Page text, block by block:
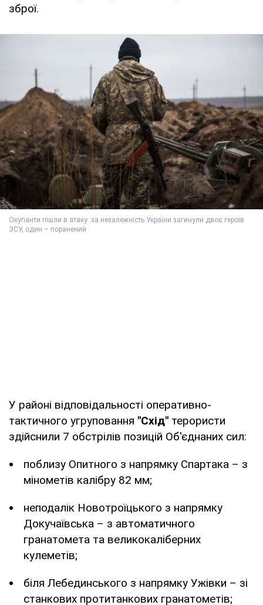
зброї.
У районі відповідальності оперативно-
тактичного угруповання "Схід" терористи
здійснили 7 обстрілів позицій Об'єднаних сил:
поблизу Опитного з напрямку Спартака – з
мінометів калібру 82 мм;
неподалік Новотроїцького з напрямку
Докучаївська – з автоматичного
гранатомета та великокаліберних
кулеметів;
біля Лебединського з напрямку Ужівки – зі
станкових протитанкових гранатометів;